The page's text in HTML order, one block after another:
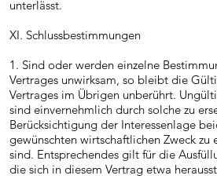
unterlässt.
XI. Schlussbestimmungen
1. Sind oder werden einzelne
Vertrages unwirksam, so bleibt die
Vertrages im Übrigen unberührt.
sind einvernehmlich durch solche zu
Berücksichtigung der Interessenlage
gewünschten wirtschaftlichen Zweck zu
sind. Entsprechendes gilt für die
die sich in diesem Vertrag etwa